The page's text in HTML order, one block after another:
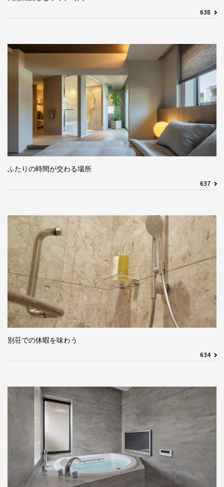
638
ふたりの時間が交わる場所
637
別荘での休暇を味わう
634